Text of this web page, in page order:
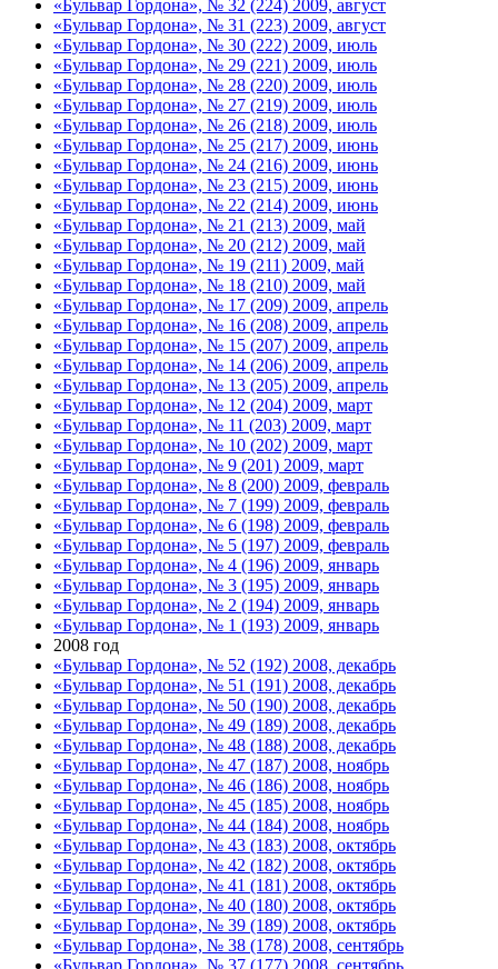
«Бульвар Гордона», № 32 (224) 2009, август
«Бульвар Гордона», № 31 (223) 2009, август
«Бульвар Гордона», № 30 (222) 2009, июль
«Бульвар Гордона», № 29 (221) 2009, июль
«Бульвар Гордона», № 28 (220) 2009, июль
«Бульвар Гордона», № 27 (219) 2009, июль
«Бульвар Гордона», № 26 (218) 2009, июль
«Бульвар Гордона», № 25 (217) 2009, июнь
«Бульвар Гордона», № 24 (216) 2009, июнь
«Бульвар Гордона», № 23 (215) 2009, июнь
«Бульвар Гордона», № 22 (214) 2009, июнь
«Бульвар Гордона», № 21 (213) 2009, май
«Бульвар Гордона», № 20 (212) 2009, май
«Бульвар Гордона», № 19 (211) 2009, май
«Бульвар Гордона», № 18 (210) 2009, май
«Бульвар Гордона», № 17 (209) 2009, апрель
«Бульвар Гордона», № 16 (208) 2009, апрель
«Бульвар Гордона», № 15 (207) 2009, апрель
«Бульвар Гордона», № 14 (206) 2009, апрель
«Бульвар Гордона», № 13 (205) 2009, апрель
«Бульвар Гордона», № 12 (204) 2009, март
«Бульвар Гордона», № 11 (203) 2009, март
«Бульвар Гордона», № 10 (202) 2009, март
«Бульвар Гордона», № 9 (201) 2009, март
«Бульвар Гордона», № 8 (200) 2009, февраль
«Бульвар Гордона», № 7 (199) 2009, февраль
«Бульвар Гордона», № 6 (198) 2009, февраль
«Бульвар Гордона», № 5 (197) 2009, февраль
«Бульвар Гордона», № 4 (196) 2009, январь
«Бульвар Гордона», № 3 (195) 2009, январь
«Бульвар Гордона», № 2 (194) 2009, январь
«Бульвар Гордона», № 1 (193) 2009, январь
2008 год
«Бульвар Гордона», № 52 (192) 2008, декабрь
«Бульвар Гордона», № 51 (191) 2008, декабрь
«Бульвар Гордона», № 50 (190) 2008, декабрь
«Бульвар Гордона», № 49 (189) 2008, декабрь
«Бульвар Гордона», № 48 (188) 2008, декабрь
«Бульвар Гордона», № 47 (187) 2008, ноябрь
«Бульвар Гордона», № 46 (186) 2008, ноябрь
«Бульвар Гордона», № 45 (185) 2008, ноябрь
«Бульвар Гордона», № 44 (184) 2008, ноябрь
«Бульвар Гордона», № 43 (183) 2008, октябрь
«Бульвар Гордона», № 42 (182) 2008, октябрь
«Бульвар Гордона», № 41 (181) 2008, октябрь
«Бульвар Гордона», № 40 (180) 2008, октябрь
«Бульвар Гордона», № 39 (189) 2008, октябрь
«Бульвар Гордона», № 38 (178) 2008, сентябрь
«Бульвар Гордона», № 37 (177) 2008, сентябрь